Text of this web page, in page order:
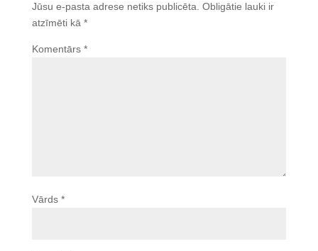
Jūsu e-pasta adrese netiks publicēta. Obligātie lauki ir
atzīmēti kā *
Komentārs *
Vārds *